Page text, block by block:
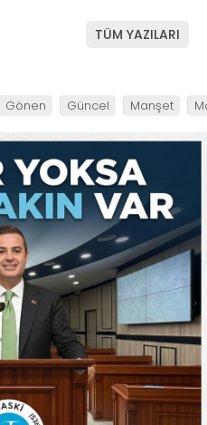
TÜM YAZILARI
Gönen Güncel Manşet